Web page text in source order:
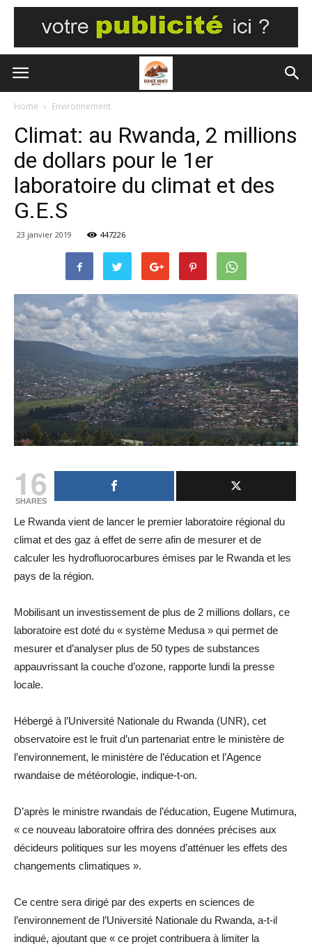
Home Environnement
Climat: au Rwanda, 2 millions
de dollars pour le 1er
laboratoire du climat et des
G.E.S
23 janvier 2019 447226
16
SHARES
Le Rwanda vient de lancer le premier laboratoire régional du
climat et des gaz à effet de serre afin de mesurer et de
calculer les hydrofluorocarbures émises par le Rwanda et les
pays de la région.
Mobilisant un investissement de plus de 2 millions dollars, ce
laboratoire est doté du « système Medusa » qui permet de
mesurer et d’analyser plus de 50 types de substances
appauvrissant la couche d’ozone, rapporte lundi la presse
locale.
Hébergé à l’Université Nationale du Rwanda (UNR), cet
observatoire est le fruit d’un partenariat entre le ministère de
l’environnement, le ministère de l’éducation et l’Agence
rwandaise de météorologie, indique-t-on.
D’après le ministre rwandais de l’éducation, Eugene Mutimura,
« ce nouveau laboratoire offrira des données précises aux
décideurs politiques sur les moyens d’atténuer les effets des
changements climatiques ».
Ce centre sera dirigé par des experts en sciences de
l’environnement de l’Université Nationale du Rwanda, a-t-il
indiqué, ajoutant que « ce projet contribuera à limiter la